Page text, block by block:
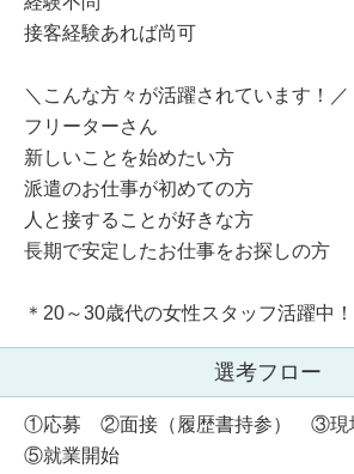
接客経験あれば尚可
＼こんな方々が活躍されています！／
フリーターさん
新しいことを始めたい方
派遣のお仕事が初めての方
人と接することが好きな方
長期で安定したお仕事をお探しの方
＊20～30歳代の女性スタッフ活躍中！
選考フロー
①応募 ②面接（履歴書持参） ③
⑤就業開始